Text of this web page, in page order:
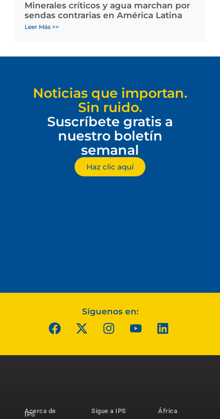
Minerales críticos y agua marchan por
sendas contrarias en América Latina
Leer Más >>
Noticias que importan.
Sin ruido.
Suscríbete gratis a
nuestro boletín
semanal
Haz clic aquí
Síguenos en:
Acerca de
IPS
Sigue a IPS
África